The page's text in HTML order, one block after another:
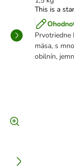
This is a
Prvotriedne
mäsa, s
obilnín,